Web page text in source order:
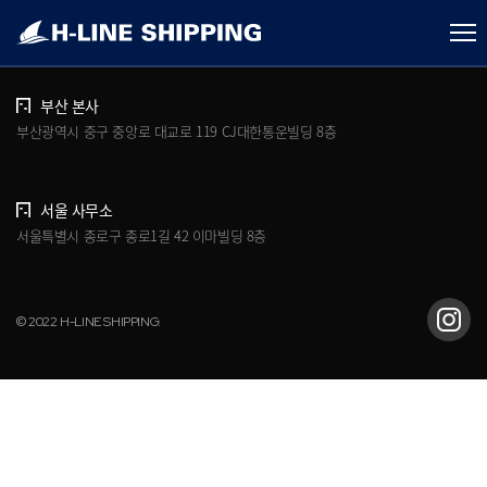
개인정보처리방침 브로슈어 다운로드
부산 본사
부산광역시 중구 중앙로 대교로 119 CJ대한통운빌딩 8층
서울 사무소
서울특별시 종로구 종로1길 42 이마빌딩 8층
© 2022 H-LINE SHIPPING.